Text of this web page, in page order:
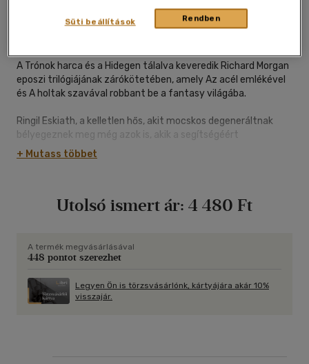
Agave Könyvek Kiadó Kft.|
magyar nyelvű
A Trónok harca és a Hidegen tálalva keveredik Richard Morgan
eposzi trilógiájának zárókötetében, amely Az acél emlékével
és A holtak szavával robbant be a fantasy világába.
Ringil Eskiath, a kelletlen hős, akit mocskos degeneráltnak
bélyegeznek meg még azok is, akik a segítségéért
folyamodnak, messzire utazott Illwrack Fattyú, a halhatatlan
mágus-harcos nyomát keresve. Társaitól, Sárkányvész
Fattyú hatalmával. Míg Archeth és Sárkányvész vérrel és
kiállnia, amellyel életét és létezését teszi kockára.
+ Mutass többet
Utolsó ismert ár: 4 480 Ft
A termék megvásárlásával
448 pontot szerezhet
Legyen Ön is törzsvásárlónk, kártyájára akár 10%
visszajár.
Rendben
Süti beállítások